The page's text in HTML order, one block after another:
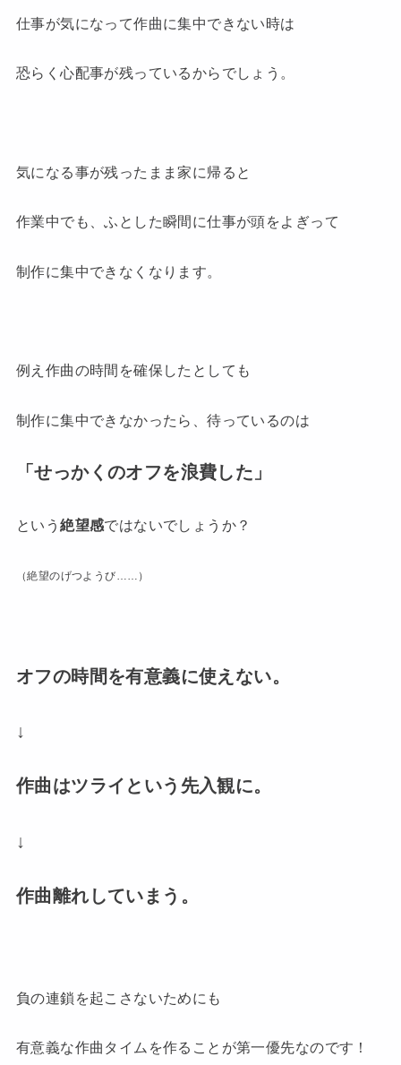
仕事が気になって作曲に集中できない時は
恐らく心配事が残っているからでしょう。
気になる事が残ったまま家に帰ると
作業中でも、ふとした瞬間に仕事が頭をよぎって
制作に集中できなくなります。
例え作曲の時間を確保したとしても
制作に集中できなかったら、待っているのは
「せっかくのオフを浪費した」
という絶望感ではないでしょうか？
（絶望のげつようび……）
オフの時間を有意義に使えない。
↓
作曲はツライという先入観に。
↓
作曲離れしていまう。
負の連鎖を起こさないためにも
有意義な作曲タイムを作ることが第一優先なのです！